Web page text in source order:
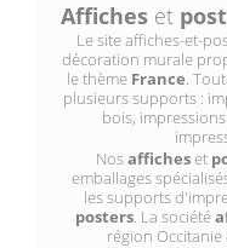
Affiches et
Le site affiches-et-
décoration murale
le thème France.
plusieurs supports :
bois,
Nosafficheset
emballages
les supports
posters. La société
région